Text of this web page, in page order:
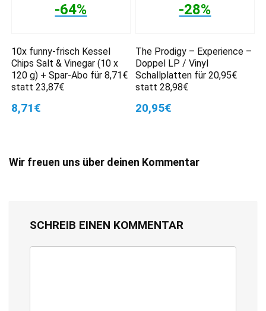
-64%
10x funny-frisch Kessel
Chips Salt & Vinegar (10 x
120 g) + Spar-Abo für 8,71€
statt 23,87€
8,71€
-28%
The Prodigy – Experience –
Doppel LP / Vinyl
Schallplatten für 20,95€
statt 28,98€
20,95€
Wir freuen uns über deinen Kommentar
SCHREIB EINEN KOMMENTAR